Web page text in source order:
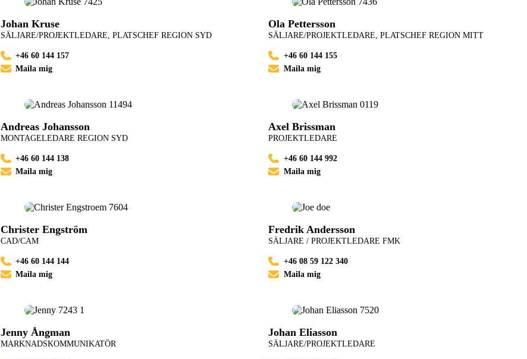
Johan Kruse
SÄLJARE/PROJEKTLEDARE, PLATSCHEF REGION SYD
+46 60 144 157
Maila mig
Ola Pettersson
SÄLJARE/PROJEKTLEDARE, PLATSCHEF REGION MITT
+46 60 144 155
Maila mig
Andreas Johansson
MONTAGELEDARE REGION SYD
+46 60 144 138
Maila mig
Axel Brissman
PROJEKTLEDARE
+46 60 144 992
Maila mig
Christer Engström
CAD/CAM
+46 60 144 144
Maila mig
Fredrik Andersson
SÄLJARE / PROJEKTLEDARE FMK
+46 08 59 122 340
Maila mig
Jenny Ångman
MARKNADSKOMMUNIKATÖR
Johan Eliasson
SÄLJARE/PROJEKTLEDARE